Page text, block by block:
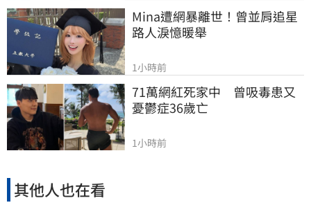
Mina遭網暴離世！曾並肩追星
路人淚憶暖舉
1小時前
71萬網紅死家中　曾吸毒患又
憂鬱症36歲亡
1小時前
其他人也在看